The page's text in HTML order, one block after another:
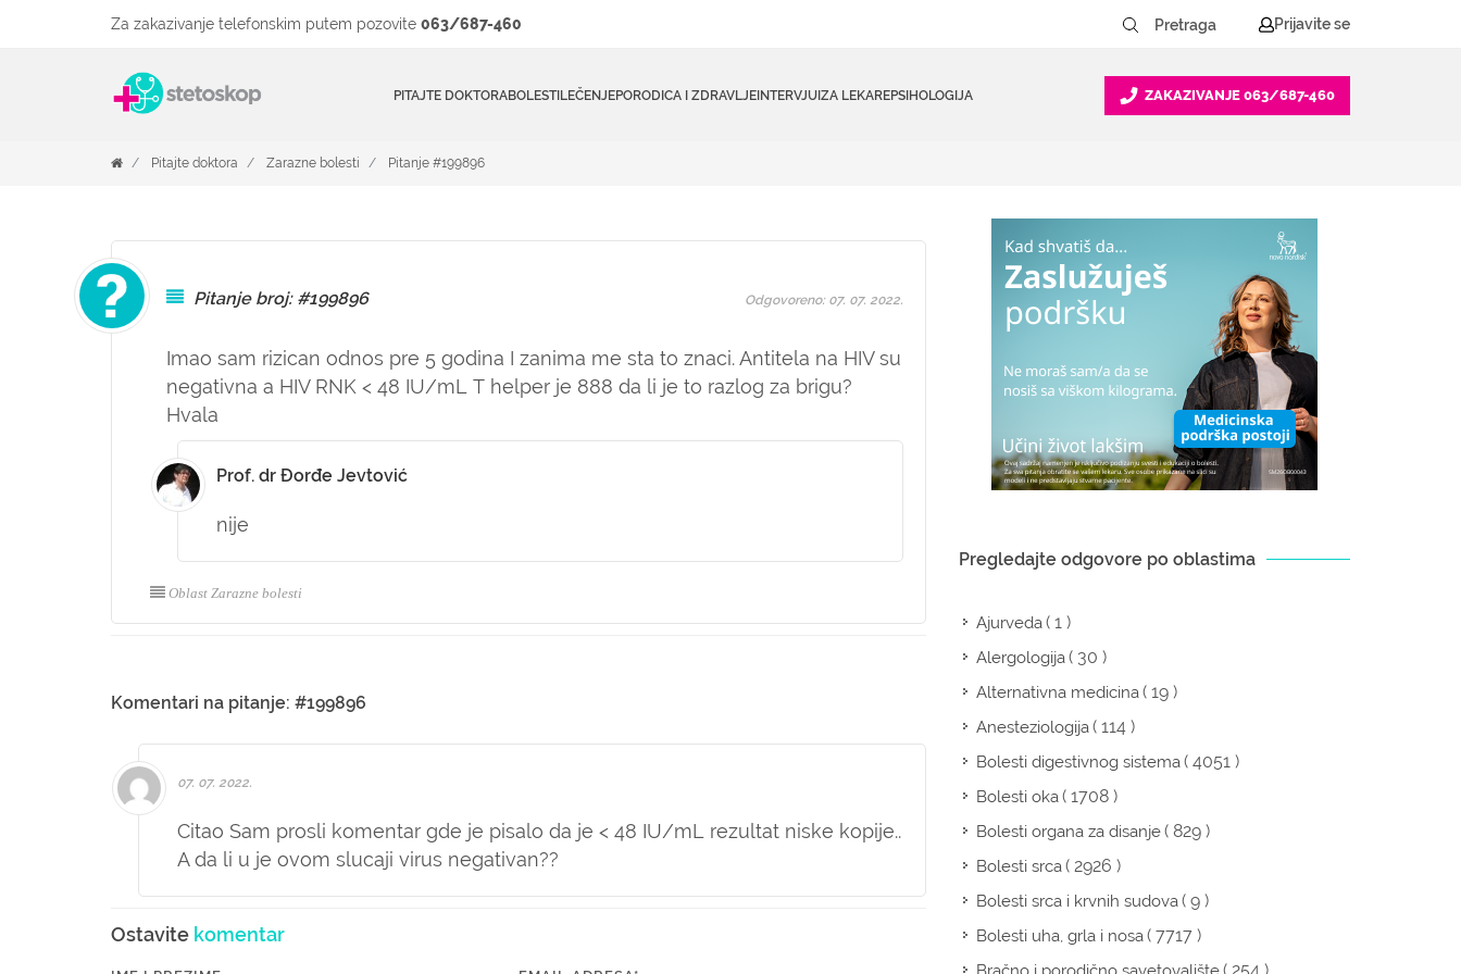
Za zakazivanje telefonskim putem pozovite 063/687-460 Prijavite se
PITAJTE DOKTORABOLESTILEČENJEPORODICA I ZDRAVLJEINTERVJUIZA LEKAREPSIHOLOGIJA ZAKAZIVANJE 063/687-460
Pitajte doktora Zarazne bolesti Pitanje #199896
Pitanje broj: #199896
Imao sam rizican odnos pre 5 godina I zanima me sta to znaci. Antitela na HIV su
negativna a HIV RNK < 48 IU/mL T helper je 888 da li je to razlog za brigu?
Hvala
Odgovoreno: 07. 07. 2022.
Prof. dr Đorđe Jevtović
nije
Oblast Zarazne bolesti
Komentari na pitanje: #199896
07. 07. 2022.
Citao Sam prosli komentar gde je pisalo da je < 48 IU/mL rezultat niske kopije..
A da li u je ovom slucaji virus negativan??
Ostavite komentar
Pregledajte odgovore po oblastima
Ajurveda( 1 )
Alergologija( 30 )
Alternativna medicina( 19 )
Anesteziologija( 114 )
Bolesti digestivnog sistema( 4051 )
Bolesti oka( 1708 )
Bolesti organa za disanje( 829 )
Bolesti srca( 2926 )
Bolesti srca i krvnih sudova( 9 )
Bolesti uha, grla i nosa( 7717 )